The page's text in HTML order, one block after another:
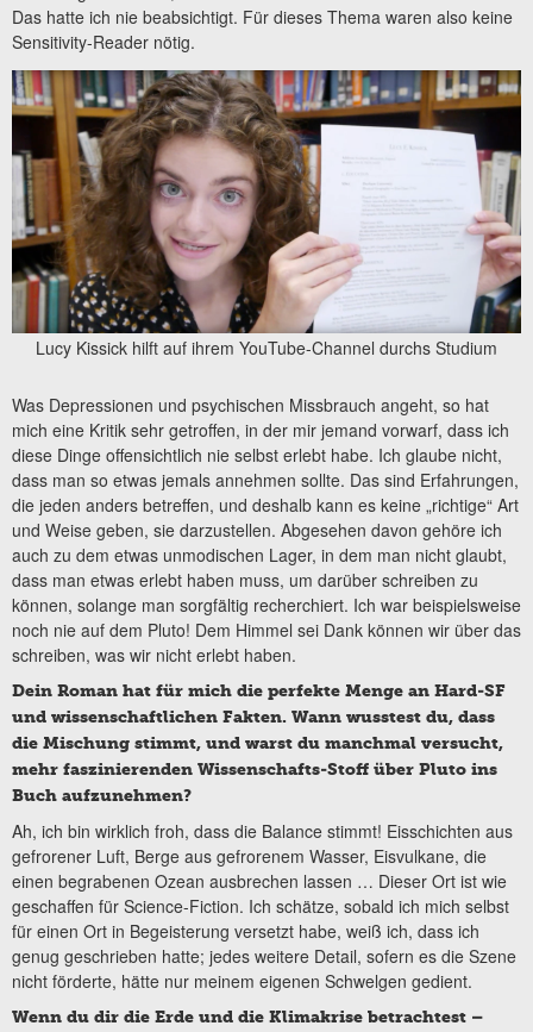
Das hatte ich nie beabsichtigt. Für dieses Thema waren also keine
Sensitivity-Reader nötig.
Lucy Kissick hilft auf ihrem YouTube-Channel durchs Studium
Was Depressionen und psychischen Missbrauch angeht, so hat
mich eine Kritik sehr getroffen, in der mir jemand vorwarf, dass ich
diese Dinge offensichtlich nie selbst erlebt habe. Ich glaube nicht,
dass man so etwas jemals annehmen sollte. Das sind Erfahrungen,
die jeden anders betreffen, und deshalb kann es keine „richtige“ Art
und Weise geben, sie darzustellen. Abgesehen davon gehöre ich
auch zu dem etwas unmodischen Lager, in dem man nicht glaubt,
dass man etwas erlebt haben muss, um darüber schreiben zu
können, solange man sorgfältig recherchiert. Ich war beispielsweise
noch nie auf dem Pluto! Dem Himmel sei Dank können wir über das
schreiben, was wir nicht erlebt haben.
Dein Roman hat für mich die perfekte Menge an Hard-SF
und wissenschaftlichen Fakten. Wann wusstest du, dass
die Mischung stimmt, und warst du manchmal versucht,
mehr faszinierenden Wissenschafts-Stoff über Pluto ins
Buch aufzunehmen?
Ah, ich bin wirklich froh, dass die Balance stimmt! Eisschichten aus
gefrorener Luft, Berge aus gefrorenem Wasser, Eisvulkane, die
einen begrabenen Ozean ausbrechen lassen … Dieser Ort ist wie
geschaffen für Science-Fiction. Ich schätze, sobald ich mich selbst
für einen Ort in Begeisterung versetzt habe, weiß ich, dass ich
genug geschrieben hatte; jedes weitere Detail, sofern es die Szene
nicht förderte, hätte nur meinem eigenen Schwelgen gedient.
Wenn du dir die Erde und die Klimakrise betrachtest –